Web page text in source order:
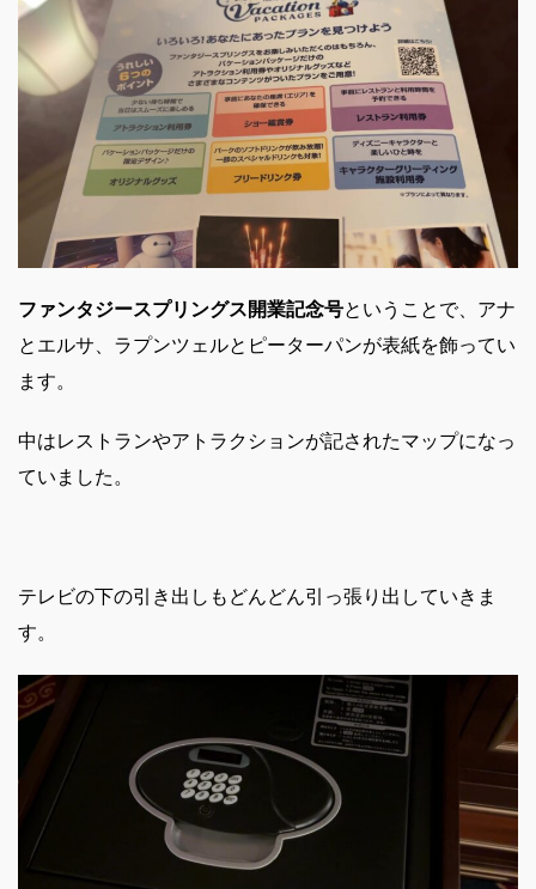
ファンタジースプリングス開業記念号ということで、アナ
とエルサ、ラプンツェルとピーターパンが表紙を飾ってい
ます。
中はレストランやアトラクションが記されたマップになっ
ていました。
テレビの下の引き出しもどんどん引っ張り出していきま
す。